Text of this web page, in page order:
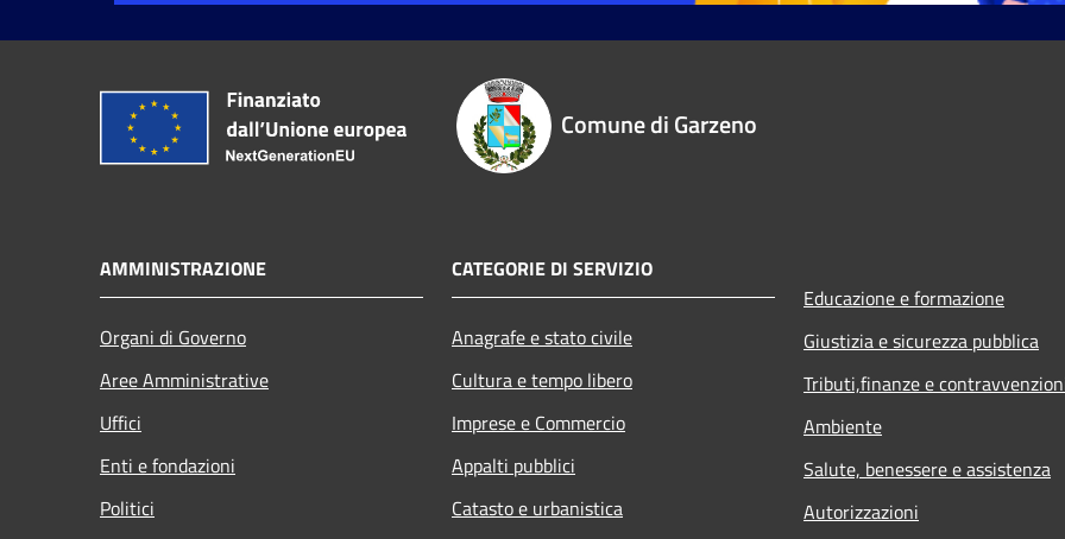
Comune di Garzeno
AMMINISTRAZIONE
Organi di Governo
Aree Amministrative
Uffici
Enti e fondazioni
Politici
CATEGORIE DI SERVIZIO
Anagrafe e stato civile
Cultura e tempo libero
Imprese e Commercio
Appalti pubblici
Catasto e urbanistica
Educazione e formazione
Giustizia e sicurezza pubblica
Tributi,finanze e
Ambiente
Salute, benessere e assistenza
Autorizzazioni